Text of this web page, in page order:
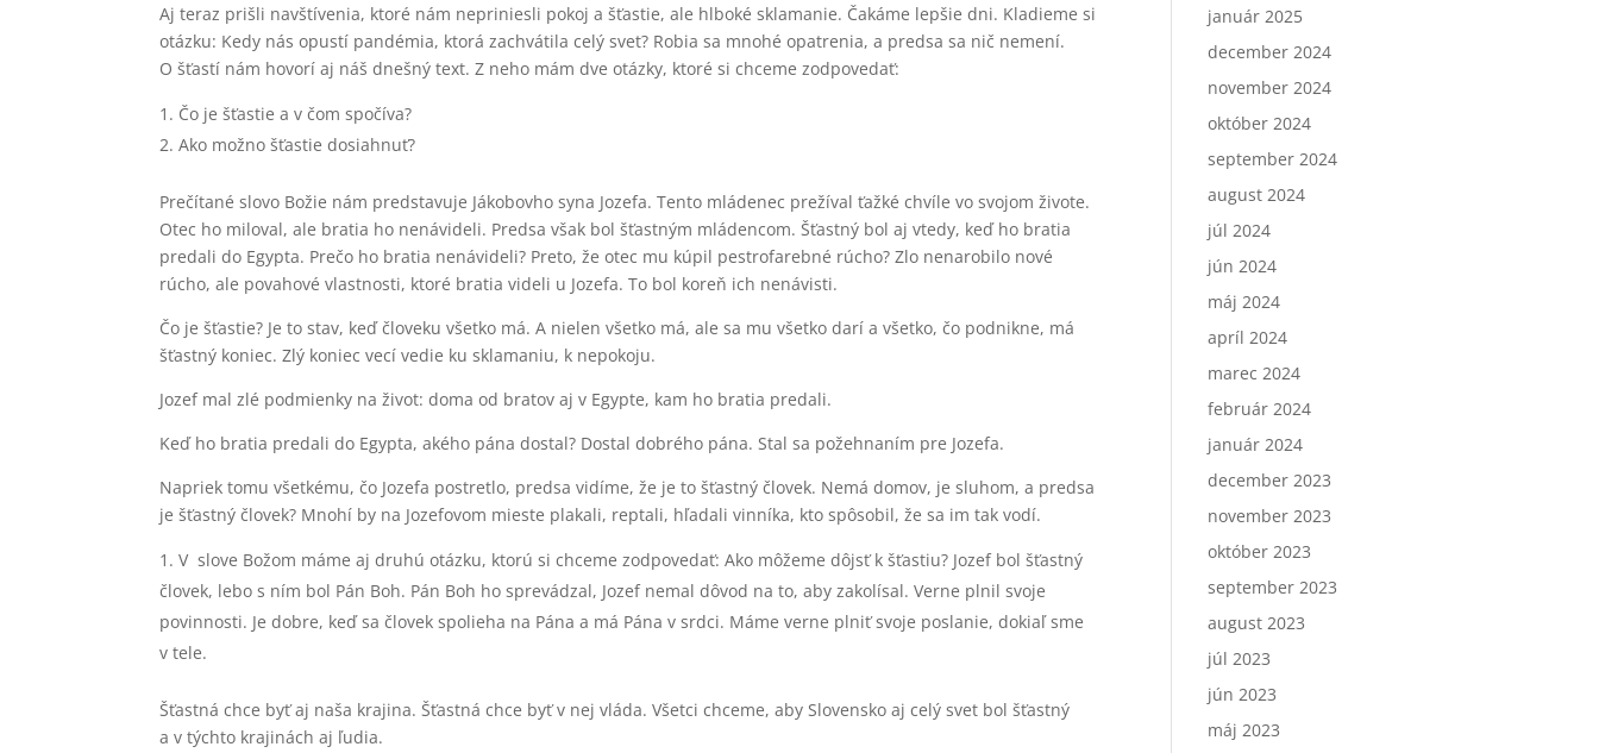
Aj teraz prišli navštívenia, ktoré nám nepriniesli pokoj a šťastie, ale hlboké sklamanie. Čakáme lepšie dni. Kladieme si
otázku: Kedy nás opustí pandémia, ktorá zachvátila celý svet? Robia sa mnohé opatrenia, a predsa sa nič nemení.
O šťastí nám hovorí aj náš dnešný text. Z neho mám dve otázky, ktoré si chceme zodpovedať:
Čo je šťastie a v čom spočíva?
Ako možno šťastie dosiahnuť?
Prečítané slovo Božie nám predstavuje Jákobovho syna Jozefa. Tento mládenec prežíval ťažké chvíle vo svojom živote.
Otec ho miloval, ale bratia ho nenávideli. Predsa však bol šťastným mládencom. Šťastný bol aj vtedy, keď ho bratia
predali do Egypta. Prečo ho bratia nenávideli? Preto, že otec mu kúpil pestrofarebné rúcho? Zlo nenarobilo nové
rúcho, ale povahové vlastnosti, ktoré bratia videli u Jozefa. To bol koreň ich nenávisti.
Čo je šťastie? Je to stav, keď človeku všetko má. A nielen všetko má, ale sa mu všetko darí a všetko, čo podnikne, má
šťastný koniec. Zlý koniec vecí vedie ku sklamaniu, k nepokoju.
Jozef mal zlé podmienky na život: doma od bratov aj v Egypte, kam ho bratia predali.
Keď ho bratia predali do Egypta, akého pána dostal? Dostal dobrého pána. Stal sa požehnaním pre Jozefa.
Napriek tomu všetkému, čo Jozefa postretlo, predsa vidíme, že je to šťastný človek. Nemá domov, je sluhom, a predsa
je šťastný človek? Mnohí by na Jozefovom mieste plakali, reptali, hľadali vinníka, kto spôsobil, že sa im tak vodí.
V slove Božom máme aj druhú otázku, ktorú si chceme zodpovedať: Ako môžeme dôjsť k šťastiu? Jozef bol šťastný
človek, lebo s ním bol Pán Boh. Pán Boh ho sprevádzal, Jozef nemal dôvod na to, aby zakolísal. Verne plnil svoje
povinnosti. Je dobre, keď sa človek spolieha na Pána a má Pána v srdci. Máme verne plniť svoje poslanie, dokiaľ sme
v tele.
Šťastná chce byť aj naša krajina. Šťastná chce byť v nej vláda. Všetci chceme, aby Slovensko aj celý svet bol šťastný
a v týchto krajinách aj ľudia.
január 2025
december 2024
november 2024
október 2024
september 2024
august 2024
júl 2024
jún 2024
máj 2024
apríl 2024
marec 2024
február 2024
január 2024
december 2023
november 2023
október 2023
september 2023
august 2023
júl 2023
jún 2023
máj 2023